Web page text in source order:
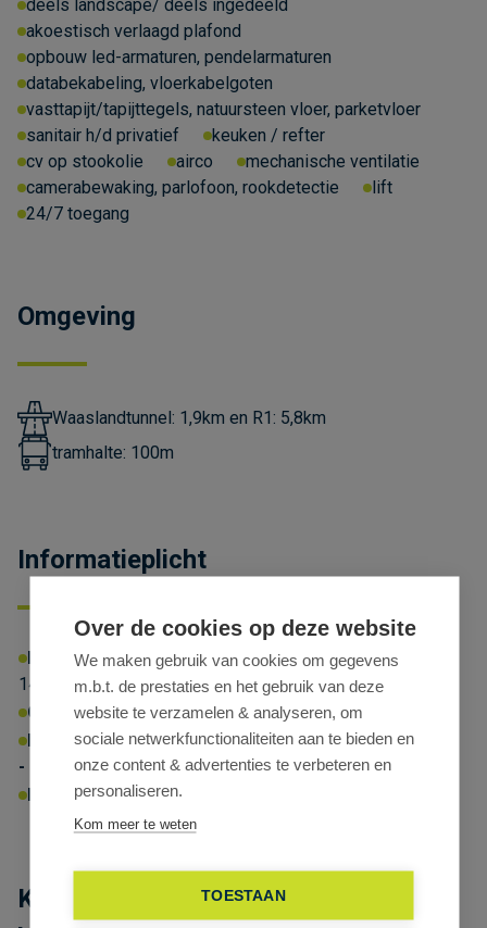
deels landscape/ deels ingedeeld
akoestisch verlaagd plafond
opbouw led-armaturen, pendelarmaturen
databekabeling, vloerkabelgoten
vasttapijt/tapijttegels, natuursteen vloer, parketvloer
sanitair h/d privatief
keuken / refter
cv op stookolie
airco
mechanische ventilatie
camerabewaking, parlofoon, rookdetectie
lift
24/7 toegang
Omgeving
Waaslandtunnel: 1,9km en R1: 5,8km
tramhalte: 100m
Informatieplicht
EPC-NR Energielabel: X Energiescore:
144kWhprim/m²/jaar
Omgevingsvergunning: Ja
P-score:D G-score:D
Geen afgebakende zones
Erfgoed:Geen beschermd erfgoed
Kantoren te huur in monumentaal
We maken gebruik van cookies om gegevens
m.b.t. de prestaties en het gebruik van deze
website te verzamelen & analyseren, om
sociale netwerkfunctionaliteiten aan te bieden en
onze content & advertenties te verbeteren en
personaliseren.
Kom meer te weten